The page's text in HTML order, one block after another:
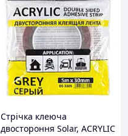
Стрічка клеюча
двостороння Solar, ACRYLIC